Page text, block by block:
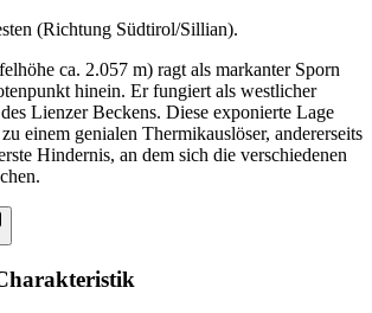
(Richtung Südtirol/Sillian).
ca. 2.057 m) ragt als markanter Sporn
hinein. Er fungiert als westlicher
Lienzer Beckens. Diese exponierte Lage
einem genialen Thermikauslöser, andererseits
Hindernis, an dem sich die verschiedenen